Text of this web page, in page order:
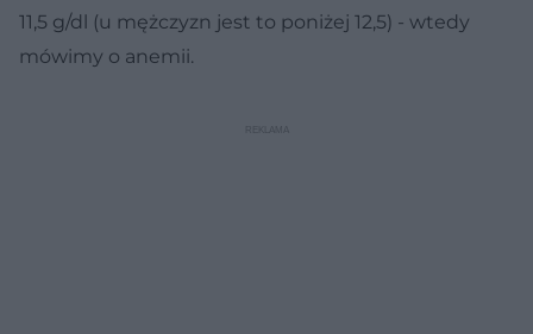
11,5 g/dl (u mężczyzn jest to poniżej 12,5) - wtedy
mówimy o anemii.